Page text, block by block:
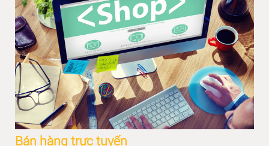
Bán hàng trực tuyến